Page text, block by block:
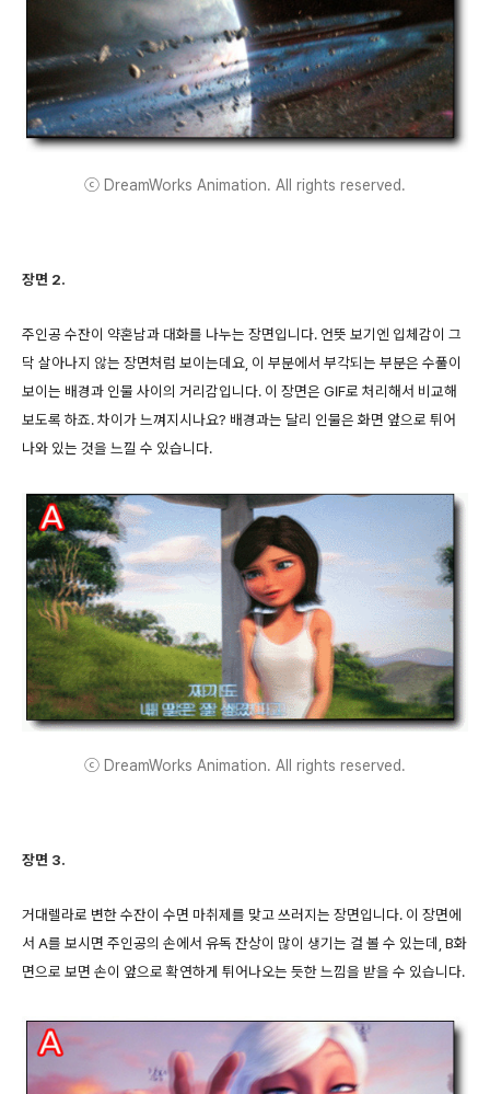
ⓒ DreamWorks Animation. All rights reserved.
장면 2.
주인공 수잔이 약혼남과 대화를 나누는 장면입니다. 언뜻 보기엔 입체감이 그
닥 살아나지 않는 장면처럼 보이는데요, 이 부분에서 부각되는 부분은 수풀이
보이는 배경과 인물 사이의 거리감입니다. 이 장면은 GIF로 처리해서 비교해
보도록 하죠. 차이가 느껴지시나요? 배경과는 달리 인물은 화면 앞으로 튀어
나와 있는 것을 느낄 수 있습니다.
ⓒ DreamWorks Animation. All rights reserved.
장면 3.
거대렐라로 변한 수잔이 수면 마취제를 맞고 쓰러지는 장면입니다. 이 장면에
서 A를 보시면 주인공의 손에서 유독 잔상이 많이 생기는 걸 볼 수 있는데, B화
면으로 보면 손이 앞으로 확연하게 튀어나오는 듯한 느낌을 받을 수 있습니다.